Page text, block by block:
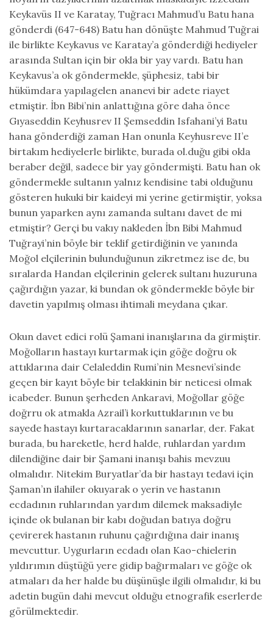
Keykavüs II ve Karatay, Tuğracı Mahmud’u Batu hana
gönderdi (647-648) Batu han dönüşte Mahmud Tuğrai
ile birlikte Keykavus ve Karatay’a gönderdiği hediyeler
arasında Sultan için bir okla bir yay vardı. Batu han
Keykavus’a ok göndermekle, şüphesiz, tabi bir
hükümdara yapılagelen ananevi bir adete riayet
etmiştir. İbn Bibi’nin anlattığına göre daha önce
Gıyaseddin Keyhusrev II Şemseddin Isfahani’yi Batu
hana gönderdiği zaman Han onunla Keyhusreve II’e
birtakım hediyelerle birlikte, burada ol.duğu gibi okla
beraber değil, sadece bir yay göndermişti. Batu han ok
göndermekle sultanın yalnız kendisine tabi olduğunu
gösteren hukuki bir kaideyi mi yerine getirmiştir, yoksa
bunun yaparken aynı zamanda sultanı davet de mi
etmiştir? Gerçi bu vakıy nakleden İbn Bibi Mahmud
Tuğrayi’nin böyle bir teklif getirdiğinin ve yanında
Moğol elçilerinin bulunduğunun zikretmez ise de, bu
sıralarda Handan elçilerinin gelerek sultanı huzuruna
çağırdığın yazar, ki bundan ok göndermekle böyle bir
davetin yapılmış olması ihtimali meydana çıkar.
Okun davet edici rolü Şamani inanışlarına da girmiştir.
Moğolların hastayı kurtarmak için göğe doğru ok
attıklarına dair Celaleddin Rumi’nin Mesnevi’sinde
geçen bir kayıt böyle bir telakkinin bir neticesi olmak
icabeder. Bunun şerheden Ankaravi, Moğollar göğe
doğrru ok atmakla Azrail’i korkuttuklarının ve bu
sayede hastayı kurtaracaklarının sanarlar, der. Fakat
burada, bu hareketle, herd halde, ruhlardan yardım
dilendiğine dair bir Şamani inanışı bahis mevzuu
olmalıdır. Nitekim Buryatlar’da bir hastayı tedavi için
Şaman’ın ilahiler okuyarak o yerin ve hastanın
ecdadının ruhlarından yardım dilemek maksadiyle
içinde ok bulanan bir kabı doğudan batıya doğru
çevirerek hastanın ruhunu çağırdığına dair inanış
mevcuttur. Uygurların ecdadı olan Kao-chielerin
yıldırımın düştüğü yere gidip bağırmaları ve göğe ok
atmaları da her halde bu düşünüşle ilgili olmalıdır, ki bu
adetin bugün dahi mevcut olduğu etnografik eserlerde
görülmektedir.